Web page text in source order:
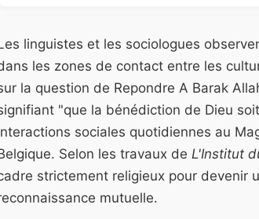
linguistes et les sociologues
les zones de contact entre les
la question de Repondre A Barak
"que la bénédiction de Dieu
sociales quotidiennes au
Selon les travaux de L'Institut
strictement religieux pour devenir
mutuelle.